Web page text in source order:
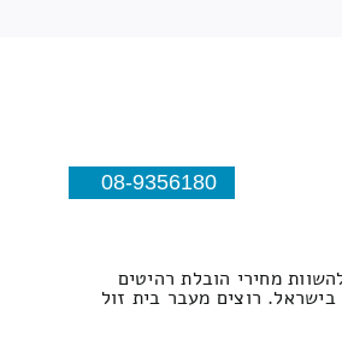
08-9356180
מחירי הובלת רהיטים
רוצים מעבר בית זול